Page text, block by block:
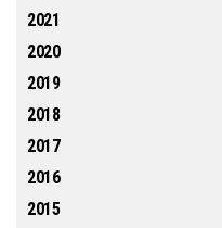
2021
2020
2019
2018
2017
2016
2015